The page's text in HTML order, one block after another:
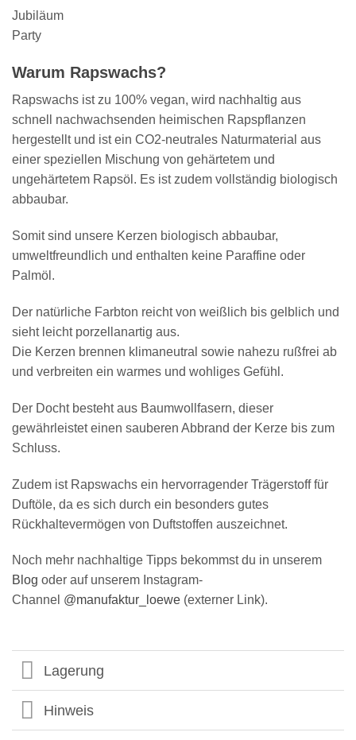
Jubiläum
Party
Warum Rapswachs?
Rapswachs ist zu 100% vegan, wird nachhaltig aus
schnell nachwachsenden heimischen Rapspflanzen
hergestellt und ist ein CO2-neutrales Naturmaterial aus
einer speziellen Mischung von gehärtetem und
ungehärtetem Rapsöl. Es ist zudem vollständig biologisch
abbaubar.
Somit sind unsere Kerzen biologisch abbaubar,
umweltfreundlich und enthalten keine Paraffine oder
Palmöl.
Der natürliche Farbton reicht von weißlich bis gelblich und
sieht leicht porzellanartig aus.
Die Kerzen brennen klimaneutral sowie nahezu rußfrei ab
und verbreiten ein warmes und wohliges Gefühl.
Der Docht besteht aus Baumwollfasern, dieser
gewährleistet einen sauberen Abbrand der Kerze bis zum
Schluss.
Zudem ist Rapswachs ein hervorragender Trägerstoff für
Duftöle, da es sich durch ein besonders gutes
Rückhaltevermögen von Duftstoffen auszeichnet.
Noch mehr nachhaltige Tipps bekommst du in unserem
Blog oder auf unserem Instagram-
Channel @manufaktur_loewe (externer Link).
Lagerung
Hinweis